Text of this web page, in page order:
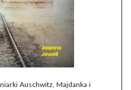
Auschwitz, Majdanka i